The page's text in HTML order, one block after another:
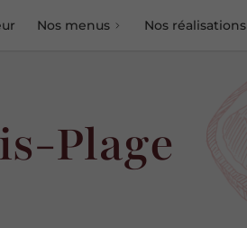
Nos menus Nos réalisations
Plage